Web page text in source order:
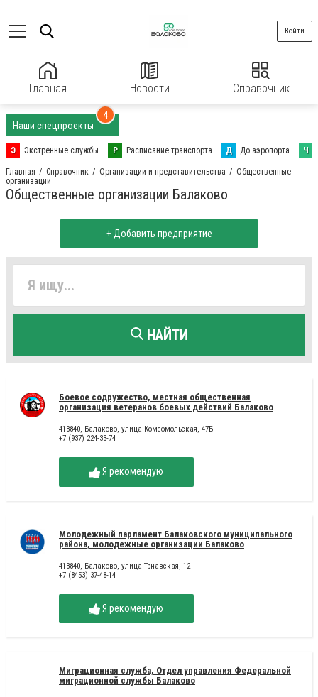
Главная Новости Справочник
Войти
Наши спецпроекты
4
Э Экстренные службы Р Расписание транспорта Д До аэропорта Ч
Главная Справочник Организации и представительства
Общественные
организации
Общественные организации Балаково
+ Добавить предприятие
НАЙТИ
Боевое содружество, местная общественная
организация ветеранов боевых действий Балаково
413840, Балаково, улица Комсомольская, 47Б
+7 (937) 224-33-74
Я рекомендую
Молодежный парламент Балаковского муниципального
района, молодежные организации Балаково
413840, Балаково, улица Трнавская, 12
+7 (8453) 37-48-14
Я рекомендую
Миграционная служба, Отдел управления Федеральной
миграционной службы Балаково